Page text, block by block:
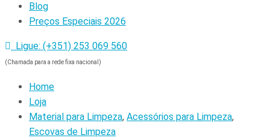
Blog
Preços Especiais 2026
Ligue: (+351) 253 069 560
(Chamada para a rede fixa nacional)
Home
Loja
Material para Limpeza, Acessórios para Limpeza,
Escovas de Limpeza